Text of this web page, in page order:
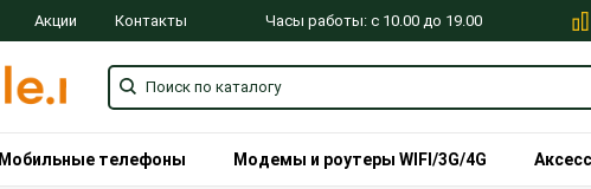
Акции Контакты Часы работы: с 10.00 до 19.00
Мобильные телефоны Модемы и роутеры WIFI/3G/4G